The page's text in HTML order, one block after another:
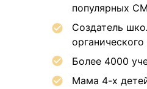
популярных
Мама 4-х
Создатель
Более 4000